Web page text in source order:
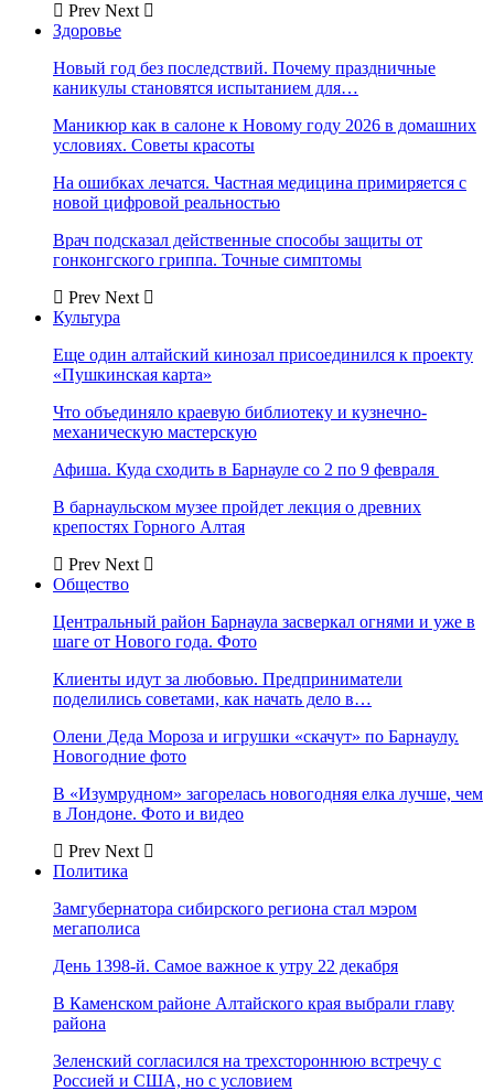
Prev Next
Здоровье
Новый год без последствий. Почему праздничные
каникулы становятся испытанием для…
Маникюр как в салоне к Новому году 2026 в домашних
условиях. Советы красоты
На ошибках лечатся. Частная медицина примиряется с
новой цифровой реальностью
Врач подсказал действенные способы защиты от
гонконгского гриппа. Точные симптомы
Prev Next
Культура
Еще один алтайский кинозал присоединился к проекту
«Пушкинская карта»
Что объединяло краевую библиотеку и кузнечно-
механическую мастерскую
Афиша. Куда сходить в Барнауле со 2 по 9 февраля
В барнаульском музее пройдет лекция о древних
крепостях Горного Алтая
Prev Next
Общество
Центральный район Барнаула засверкал огнями и уже в
шаге от Нового года. Фото
Клиенты идут за любовью. Предприниматели
поделились советами, как начать дело в…
Олени Деда Мороза и игрушки «скачут» по Барнаулу.
Новогодние фото
В «Изумрудном» загорелась новогодняя елка лучше, чем
в Лондоне. Фото и видео
Prev Next
Политика
Замгубернатора сибирского региона стал мэром
мегаполиса
День 1398-й. Самое важное к утру 22 декабря
В Каменском районе Алтайского края выбрали главу
района
Зеленский согласился на трехстороннюю встречу с
Россией и США, но с условием